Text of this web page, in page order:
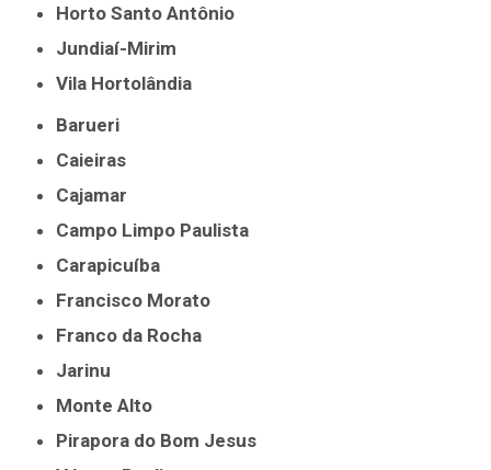
Horto Santo Antônio
Jundiaí-Mirim
Vila Hortolândia
Barueri
Caieiras
Cajamar
Campo Limpo Paulista
Carapicuíba
Francisco Morato
Franco da Rocha
Jarinu
Monte Alto
Pirapora do Bom Jesus